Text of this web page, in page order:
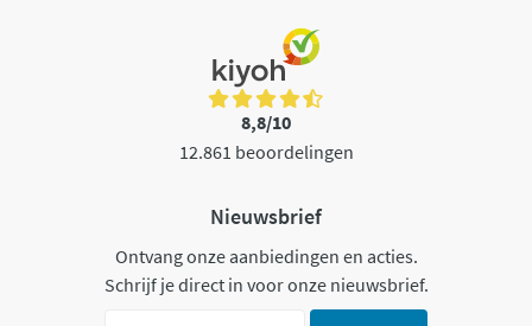
8,8/10
12.861 beoordelingen
Nieuwsbrief
Ontvang onze aanbiedingen en acties.
Schrijf je direct in voor onze nieuwsbrief.